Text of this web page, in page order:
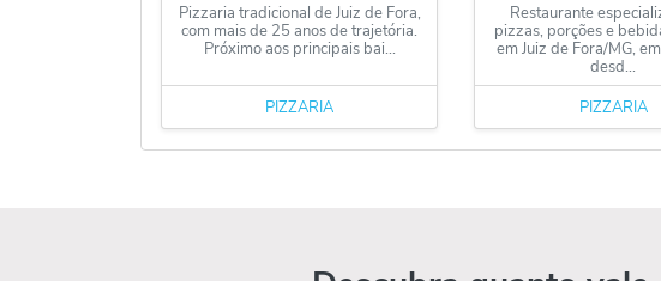
Pizzaria tradicional de Juiz de Fora,
com mais de 25 anos de trajetória.
Próximo aos principais bai...
PIZZARIA
Restaurante
pizzas, porções e
em Juiz de Fora/MG,
desd...
PIZZARIA